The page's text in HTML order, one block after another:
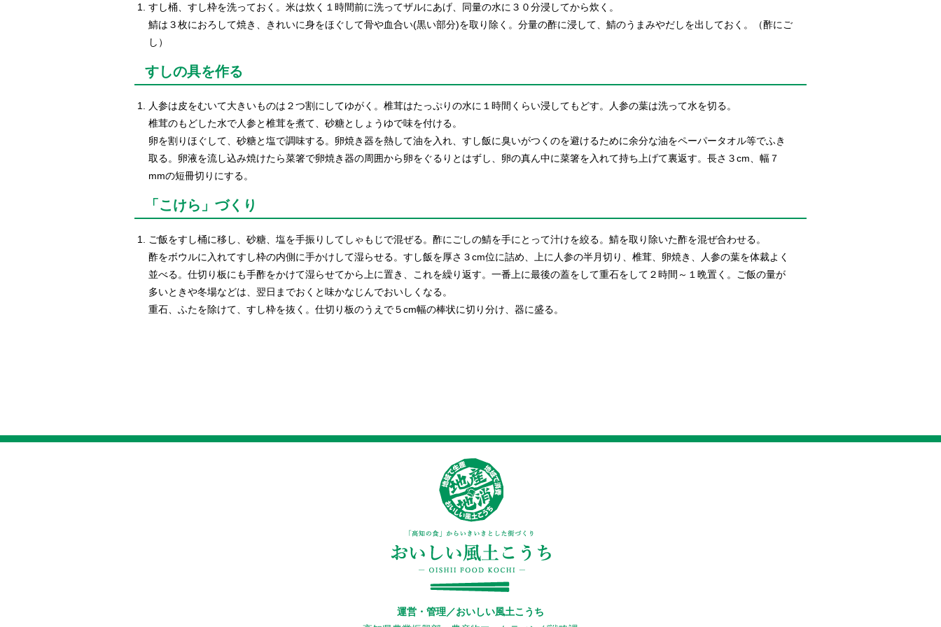
すし桶、すし枠を洗っておく。米は炊く１時間前に洗ってザルにあげ、同量の水に３０分浸してから炊く。
鯖は３枚におろして焼き、きれいに身をほぐして骨や血合い(黒い部分)を取り除く。分量の酢に浸して、鯖のうまみやだしを出しておく。（酢にご
し）
すしの具を作る
人参は皮をむいて大きいものは２つ割にしてゆがく。椎茸はたっぷりの水に１時間くらい浸してもどす。人参の葉は洗って水を切る。
椎茸のもどした水で人参と椎茸を煮て、砂糖としょうゆで味を付ける。
卵を割りほぐして、砂糖と塩で調味する。卵焼き器を熱して油を入れ、すし飯に臭いがつくのを避けるために余分な油をペーパータオル等でふき
取る。卵液を流し込み焼けたら菜箸で卵焼き器の周囲から卵をぐるりとはずし、卵の真ん中に菜箸を入れて持ち上げて裏返す。長さ３cm、幅７
mmの短冊切りにする。
「こけら」づくり
ご飯をすし桶に移し、砂糖、塩を手振りしてしゃもじで混ぜる。酢にごしの鯖を手にとって汁けを絞る。鯖を取り除いた酢を混ぜ合わせる。
酢をボウルに入れてすし枠の内側に手かけして湿らせる。すし飯を厚さ３cm位に詰め、上に人参の半月切り、椎茸、卵焼き、人参の葉を体裁よく
並べる。仕切り板にも手酢をかけて湿らせてから上に置き、これを繰り返す。一番上に最後の蓋をして重石をして２時間～１晩置く。ご飯の量が
多いときや冬場などは、翌日までおくと味かなじんでおいしくなる。
重石、ふたを除けて、すし枠を抜く。仕切り板のうえで５cm幅の棒状に切り分け、器に盛る。
運営・管理／おいしい風土こうち